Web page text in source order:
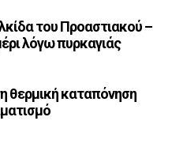
του Προαστιακού –
λόγω πυρκαγιάς
θερμική καταπόνηση